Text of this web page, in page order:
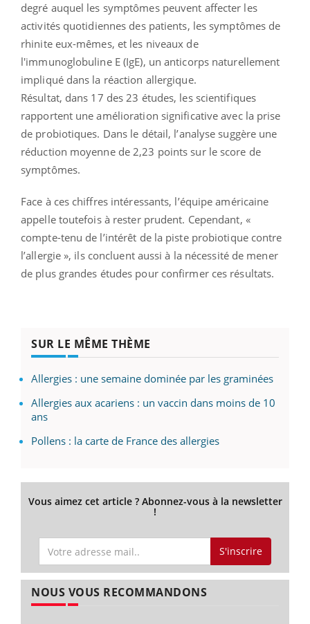
degré auquel les symptômes peuvent affecter les
activités quotidiennes des patients, les symptômes de
rhinite eux-mêmes, et les niveaux de
l'immunoglobuline E (IgE), un anticorps naturellement
impliqué dans la réaction allergique.
Résultat, dans 17 des 23 études, les scientifiques
rapportent une amélioration significative avec la prise
de probiotiques. Dans le détail, l’analyse suggère une
réduction moyenne de 2,23 points sur le score de
symptômes.
Face à ces chiffres intéressants, l’équipe américaine
appelle toutefois à rester prudent. Cependant, «
compte-tenu de l’intérêt de la piste probiotique contre
l’allergie », ils concluent aussi à la nécessité de mener
de plus grandes études pour confirmer ces résultats.
SUR LE MÊME THÈME
Allergies : une semaine dominée par les graminées
Allergies aux acariens : un vaccin dans moins de 10
ans
Pollens : la carte de France des allergies
Vous aimez cet article ? Abonnez-vous à la newsletter
!
S'inscrire
NOUS VOUS RECOMMANDONS